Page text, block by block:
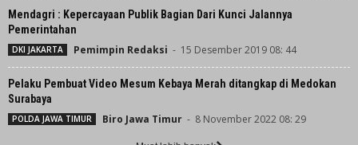
Mendagri : Kepercayaan Publik Bagian Dari Kunci Jalannya
Pemerintahan
DKI JAKARTA Pemimpin Redaksi - 15 Desember 2019 08: 44
Pelaku Pembuat Video Mesum Kebaya Merah ditangkap di Medokan
Surabaya
POLDA JAWA TIMUR Biro Jawa Timur - 8 November 2022 08: 29